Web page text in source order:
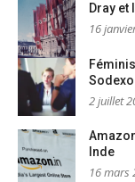
Dray
16
Sodexo
2 juillet
Inde
16 mars